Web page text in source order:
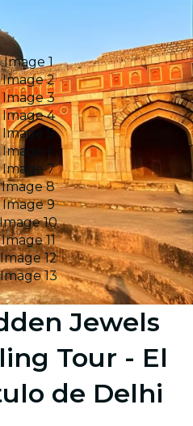
Image 1
Image 2
Image 3
Image 4
Image 5
Image 6
Image 7
Image 8
Image 9
Image 10
Image 11
Image 12
Image 13
Jewels
Tour - El
de Delhi